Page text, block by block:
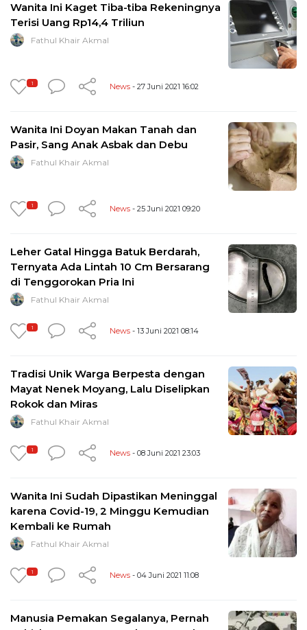
Wanita Ini Kaget Tiba-tiba Rekeningnya
Terisi Uang Rp14,4 Triliun
Fathul Khair Akmal
1 News - 27 Juni 2021 16:02
Wanita Ini Doyan Makan Tanah dan
Pasir, Sang Anak Asbak dan Debu
Fathul Khair Akmal
1 News - 25 Juni 2021 09:20
Leher Gatal Hingga Batuk Berdarah,
Ternyata Ada Lintah 10 Cm Bersarang
di Tenggorokan Pria Ini
Fathul Khair Akmal
1 News - 13 Juni 2021 08:14
Tradisi Unik Warga Berpesta dengan
Mayat Nenek Moyang, Lalu Diselipkan
Rokok dan Miras
Fathul Khair Akmal
1 News - 08 Juni 2021 23:03
Wanita Ini Sudah Dipastikan Meninggal
karena Covid-19, 2 Minggu Kemudian
Kembali ke Rumah
Fathul Khair Akmal
1 News - 04 Juni 2021 11:08
Manusia Pemakan Segalanya, Pernah